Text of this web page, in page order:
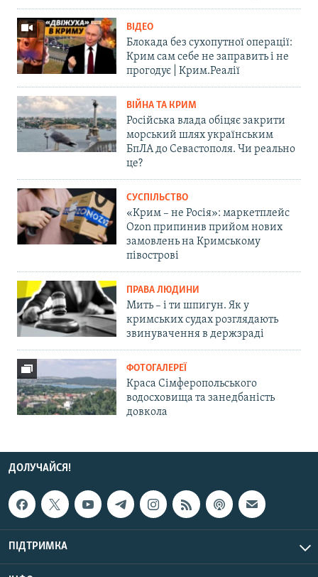
ВІДЕО
Блокада без сухопутної операції:
Крим сам себе не заправить і не
прогодує | Крим.Реалії
ВІЙНА ТА КРИМ
Російська влада обіцяє закрити
морський шлях українським
БпЛА до Севастополя. Чи реально
це?
СУСПІЛЬСТВО
«Крим – не Росія»: маркетплейс
Ozon припинив прийом нових
замовлень на Кримському
півострові
ПРАВА ЛЮДИНИ
Мить – і ти шпигун. Як у
кримських судах розглядають
звинувачення в держзраді
ФОТОГАЛЕРЕЇ
Краса Сімферопольського
водосховища та занедбаність
довкола
ДОЛУЧАЙСЯ!
ПІДТРИМКА